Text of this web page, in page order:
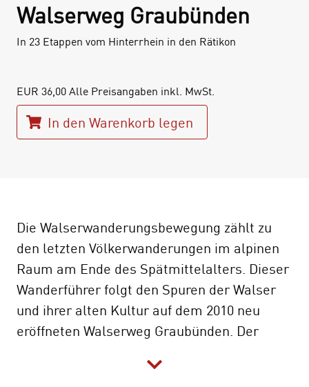
Walserweg Graubünden
In 23 Etappen vom Hinterrhein in den Rätikon
EUR 36,00 Alle Preisangaben inkl. MwSt.
In den Warenkorb legen
Die Walserwanderungsbewegung zählt zu
den letzten Völkerwanderungen im alpinen
Raum am Ende des Spätmittelalters. Dieser
Wanderführer folgt den Spuren der Walser
und ihrer alten Kultur auf dem 2010 neu
eröffneten Walserweg Graubünden. Der
Kilometer durch walserische Gemeinden